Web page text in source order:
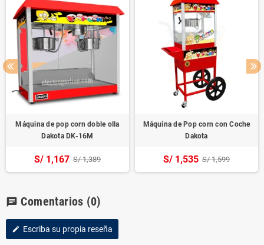
Máquina de pop corn doble olla
Dakota DK-16M
S/ 1,167 S/ 1,389
Máquina de Pop corn con Coche
Dakota
S/ 1,535 S/ 1,599
chat Comentarios (0)
edit Escriba su propia reseña